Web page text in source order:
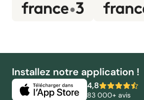
Installez notre application !
4,8
83 000+ avis